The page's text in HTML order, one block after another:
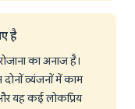
है
का अनाज है।
व्यंजनों में काम
यह कई लोकप्रिय